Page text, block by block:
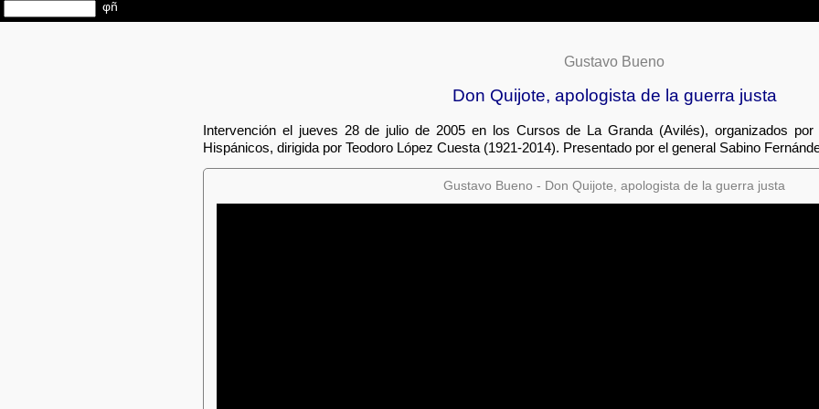
Gustavo Bueno
Don Quijote, apologista de la guerra justa
Intervención el jueves 28 de julio de 2005 en los Cursos de La Granda (Avilés), organizados
Hispánicos, dirigida por Teodoro López Cuesta (1921-2014). Presentado por el general Sabino
Gustavo Bueno - Don Quijote, apologista de la guerra justa